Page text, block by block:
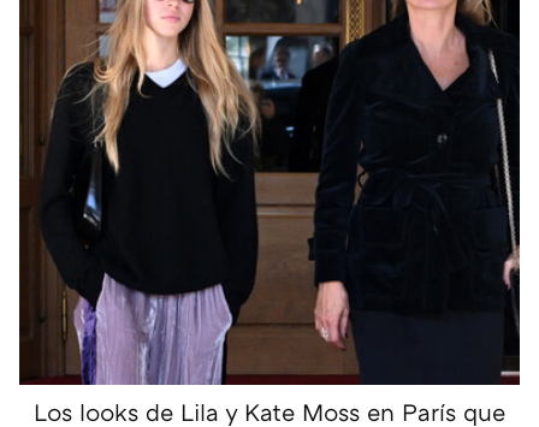
Los looks de Lila y Kate Moss en París que